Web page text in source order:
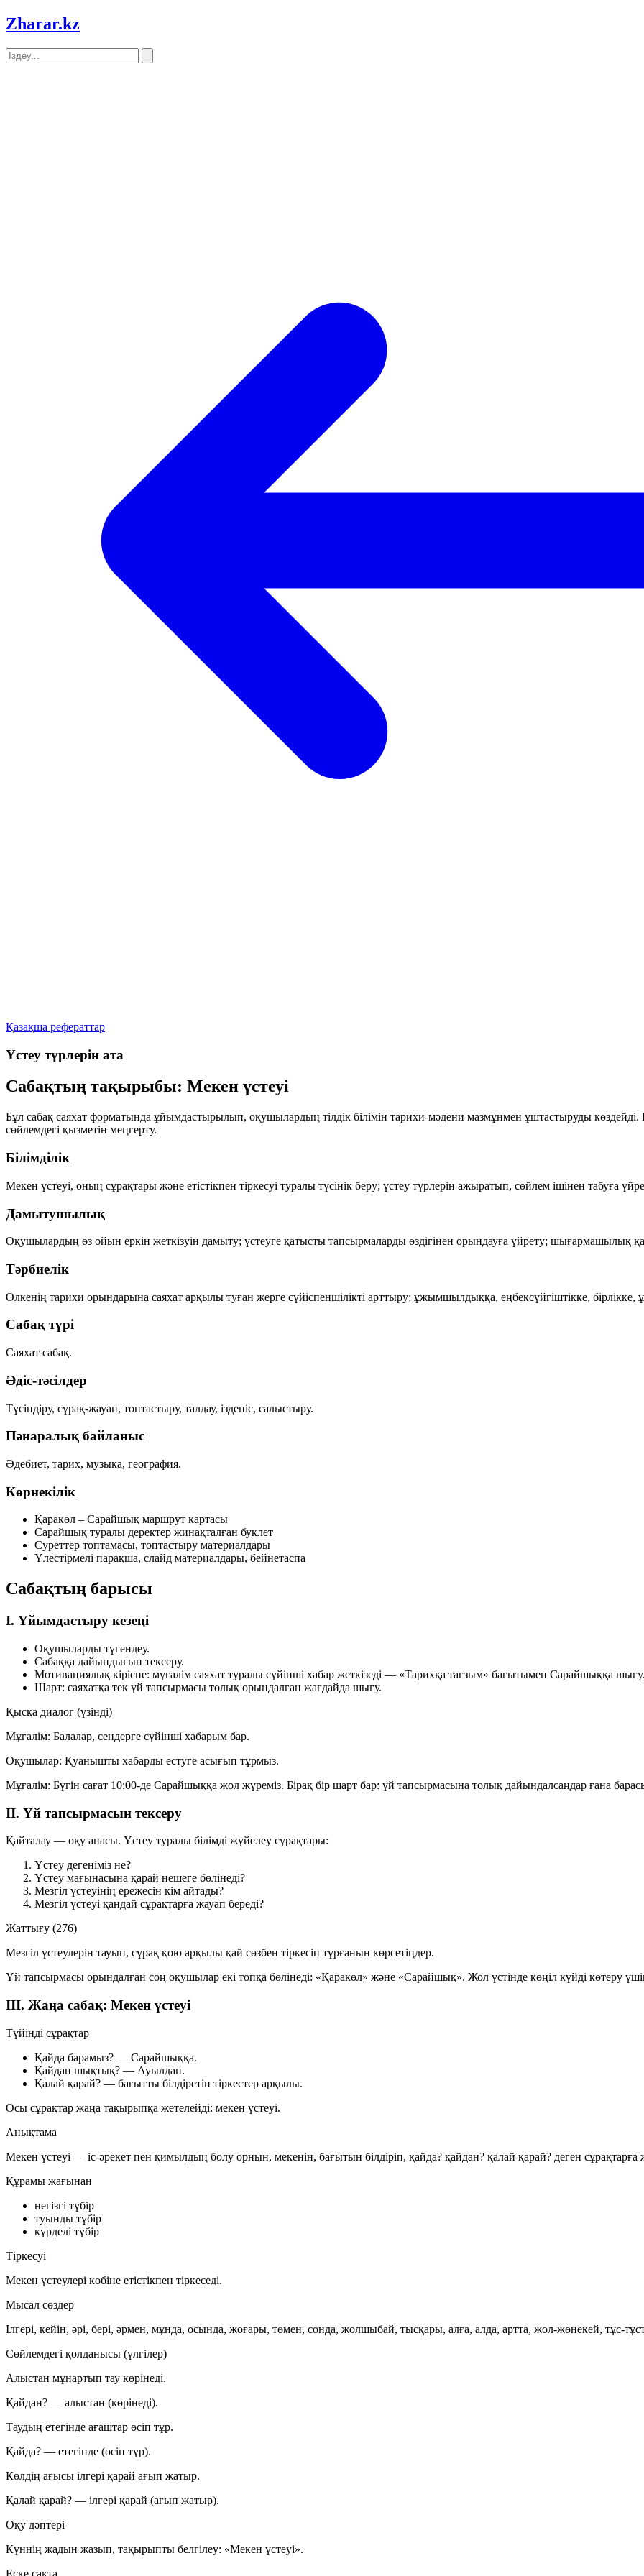
Zharar.kz
Қазақша рефераттар
Үстеу түрлерін ата
Сабақтың тақырыбы: Мекен үстеуі
Бұл сабақ саяхат форматында ұйымдастырылып, оқушылардың тілдік білімін тарихи-мәдени мазмұнмен ұштастыруды көздейді.
сөйлемдегі қызметін меңгерту.
Білімділік
Мекен үстеуі, оның сұрақтары және етістікпен тіркесуі туралы түсінік беру; үстеу түрлерін ажыратып, сөйлем ішінен табуға
Дамытушылық
Оқушылардың өз ойын еркін жеткізуін дамыту; үстеуге қатысты тапсырмаларды өздігінен орындауға үйрету; шығармашылық
Тәрбиелік
Өлкенің тарихи орындарына саяхат арқылы туған жерге сүйіспеншілікті арттыру; ұжымшылдыққа, еңбексүйгіштікке, бірлікке,
Сабақ түрі
Саяхат сабақ.
Әдіс-тәсілдер
Түсіндіру, сұрақ-жауап, топтастыру, талдау, ізденіс, салыстыру.
Пәнаралық байланыс
Әдебиет, тарих, музыка, география.
Көрнекілік
Қаракөл – Сарайшық маршрут картасы
Сарайшық туралы деректер жинақталған буклет
Суреттер топтамасы, топтастыру материалдары
Үлестірмелі парақша, слайд материалдары, бейнетаспа
Сабақтың барысы
I. Ұйымдастыру кезеңі
Оқушыларды түгендеу.
Сабаққа дайындығын тексеру.
Мотивациялық кіріспе: мұғалім саяхат туралы сүйінші хабар жеткізеді — «Тарихқа тағзым» бағытымен Сарайшыққа шығу.
Шарт: саяхатқа тек үй тапсырмасы толық орындалған жағдайда шығу.
Қысқа диалог (үзінді)
Мұғалім: Балалар, сендерге сүйінші хабарым бар.
Оқушылар: Қуанышты хабарды естуге асығып тұрмыз.
Мұғалім: Бүгін сағат 10:00-де Сарайшыққа жол жүреміз. Бірақ бір шарт бар: үй тапсырмасына толық дайындалсаңдар ғана
II. Үй тапсырмасын тексеру
Қайталау — оқу анасы. Үстеу туралы білімді жүйелеу сұрақтары:
Үстеу дегеніміз не?
Үстеу мағынасына қарай нешеге бөлінеді?
Мезгіл үстеуінің ережесін кім айтады?
Мезгіл үстеуі қандай сұрақтарға жауап береді?
Жаттығу (276)
Мезгіл үстеулерін тауып, сұрақ қою арқылы қай сөзбен тіркесіп тұрғанын көрсетіңдер.
Үй тапсырмасы орындалған соң оқушылар екі топқа бөлінеді: «Қаракөл» және «Сарайшық». Жол үстінде көңіл күйді көтеру
III. Жаңа сабақ: Мекен үстеуі
Түйінді сұрақтар
Қайда барамыз? — Сарайшыққа.
Қайдан шықтық? — Ауылдан.
Қалай қарай? — бағытты білдіретін тіркестер арқылы.
Осы сұрақтар жаңа тақырыпқа жетелейді: мекен үстеуі.
Анықтама
Мекен үстеуі — іс-әрекет пен қимылдың болу орнын, мекенін, бағытын білдіріп, қайда? қайдан? қалай қарай? деген сұрақтарға
Құрамы жағынан
негізгі түбір
туынды түбір
күрделі түбір
Тіркесуі
Мекен үстеулері көбіне етістікпен тіркеседі.
Мысал сөздер
Ілгері, кейін, әрі, бері, әрмен, мұнда, осында, жоғары, төмен, сонда, жолшыбай, тысқары, алға, алда, артта, жол-жөнекей, тұс-
Сөйлемдегі қолданысы (үлгілер)
Алыстан мұнартып тау көрінеді.
Қайдан? — алыстан (көрінеді).
Таудың етегінде ағаштар өсіп тұр.
Қайда? — етегінде (өсіп тұр).
Көлдің ағысы ілгері қарай ағып жатыр.
Қалай қарай? — ілгері қарай (ағып жатыр).
Оқу дәптері
Күннің жадын жазып, тақырыпты белгілеу: «Мекен үстеуі».
Еске сақта